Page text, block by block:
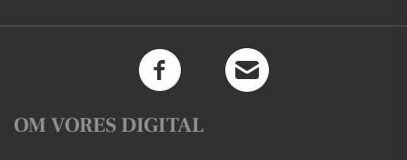
OM VORES DIGITAL